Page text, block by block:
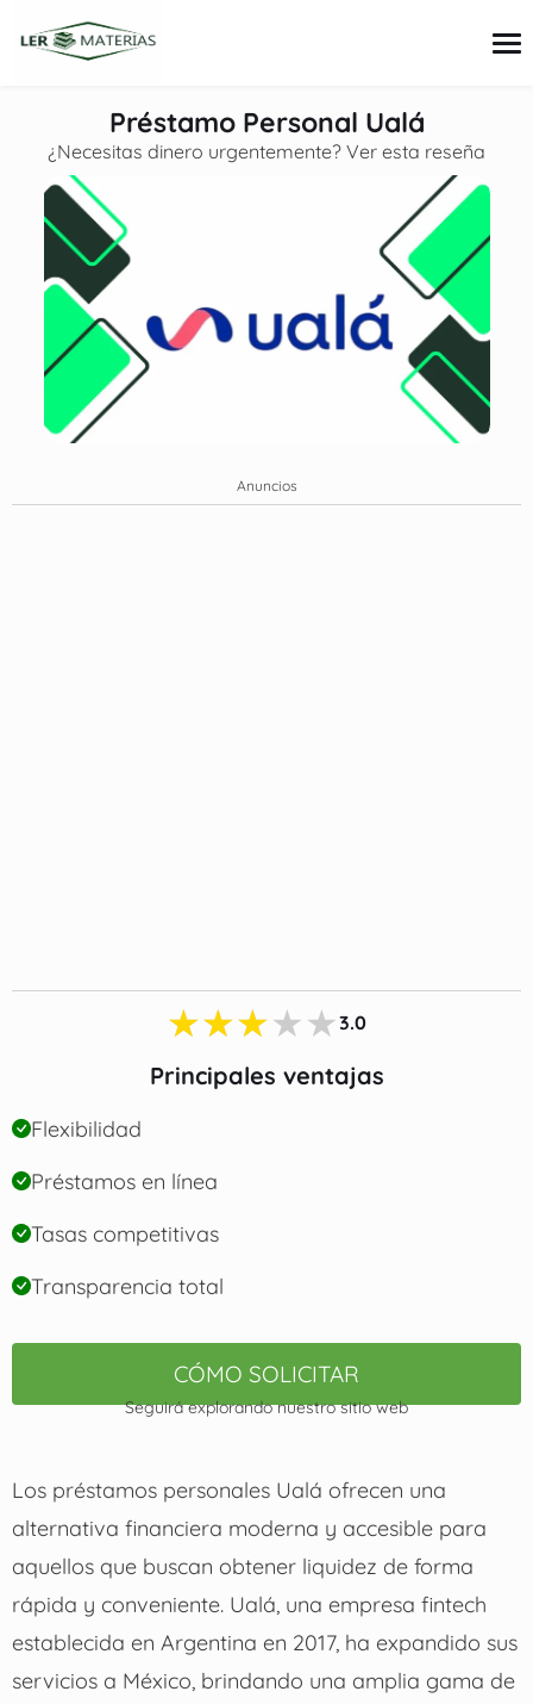
Tarjetas
Préstamos
Consejos e inversiones
Finanzas personales
Préstamo Personal Ualá
¿Necesitas dinero urgentemente? Ver esta reseña
Anuncios
★★★★★
3.0
Principales ventajas
Flexibilidad
Préstamos en línea
Tasas competitivas
Transparencia total
CÓMO SOLICITAR
Seguirá explorando nuestro sitio web
Los préstamos personales Ualá ofrecen una
alternativa financiera moderna y accesible para
aquellos que buscan obtener liquidez de forma
rápida y conveniente. Ualá, una empresa fintech
establecida en Argentina en 2017, ha expandido sus
servicios a México, brindando una amplia gama de